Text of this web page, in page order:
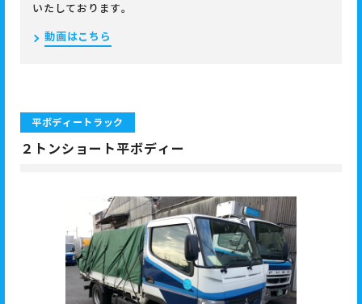
いたしております。
動画はこちら
平ボディートラック
２トンショート平ボディー